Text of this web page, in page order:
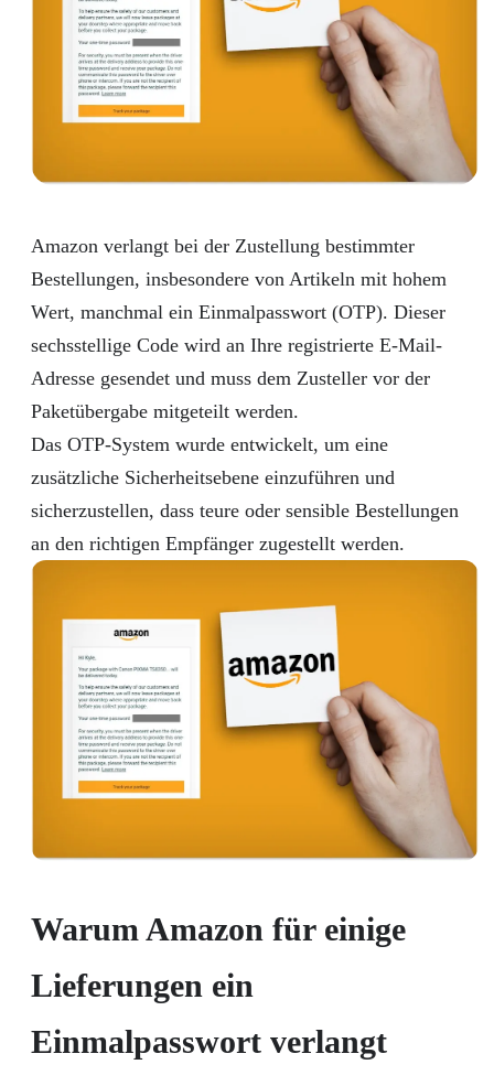
Amazon verlangt bei der Zustellung bestimmter
Bestellungen, insbesondere von Artikeln mit hohem
Wert, manchmal ein Einmalpasswort (OTP). Dieser
sechsstellige Code wird an Ihre registrierte E-Mail-
Adresse gesendet und muss dem Zusteller vor der
Paketübergabe mitgeteilt werden.
Das OTP-System wurde entwickelt, um eine
zusätzliche Sicherheitsebene einzuführen und
sicherzustellen, dass teure oder sensible Bestellungen
an den richtigen Empfänger zugestellt werden.
Warum Amazon für einige
Lieferungen ein
Einmalpasswort verlangt